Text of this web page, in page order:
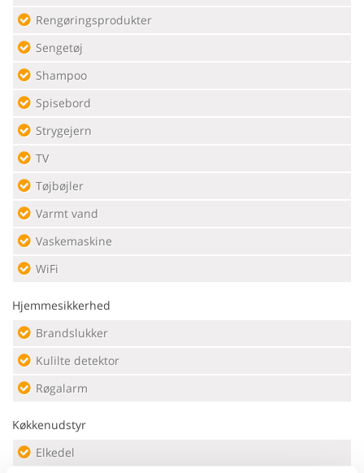
Rengøringsprodukter
Sengetøj
Shampoo
Spisebord
Strygejern
TV
Tøjbøjler
Varmt vand
Vaskemaskine
WiFi
Hjemmesikkerhed
Brandslukker
Kulilte detektor
Røgalarm
Køkkenudstyr
Elkedel